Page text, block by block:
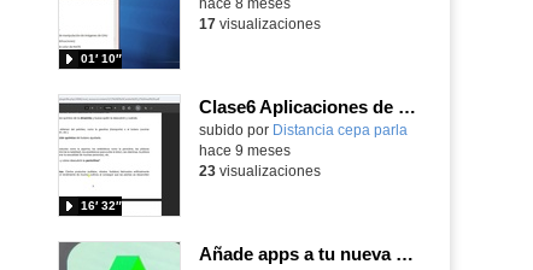
01′ 10″
hace 8 meses
17visualizaciones
Clase6 Aplicaciones de la Química
Contenido educativo.
subido por Distancia cepa parla
16′ 32″
hace 9 meses
23visualizaciones
Añade apps a tu nueva pantalla táctil Dahoa con Apkpure